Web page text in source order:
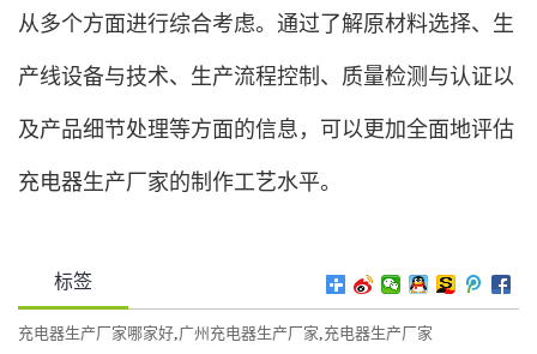
从多个方面进行综合考虑。通过了解原材料选择、生
产线设备与技术、生产流程控制、质量检测与认证以
及产品细节处理等方面的信息，可以更加全面地评估
充电器生产厂家的制作工艺水平。
标签
充电器生产厂家哪家好,广州充电器生产厂家,充电器生产厂家